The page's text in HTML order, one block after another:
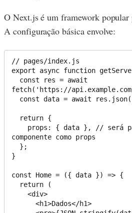
O Next.js é um framework popular
A configuração básica envolve:
// pages/index.js
export async function
fetch('https://
componente como props
}
const Home = ({ data }) => {